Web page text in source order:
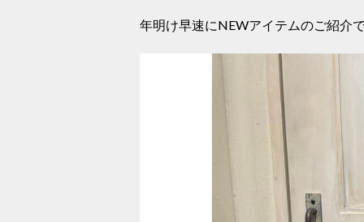
年明け早速にNEWアイテムのご紹介